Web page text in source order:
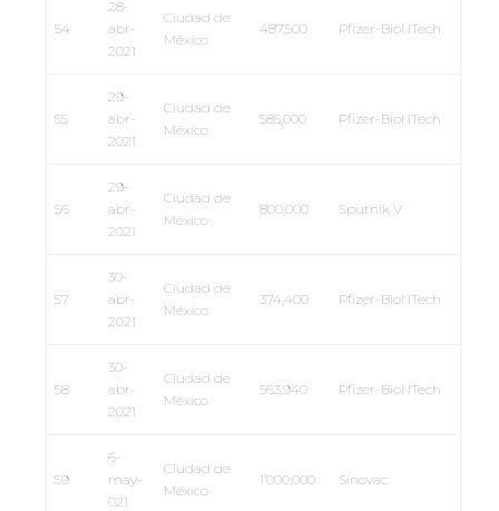
54
28-
abr-
2021
Ciudad de
México
487,500 Pfizer-BioNTech
55
29-
abr-
2021
Ciudad de
México
585,000 Pfizer-BioNTech
56
29-
abr-
2021
Ciudad de
México
800,000 Sputnik V
57
30-
abr-
2021
Ciudad de
México
374,400 Pfizer-BioNTech
58
30-
abr-
2021
Ciudad de
México
563,940 Pfizer-BioNTech
59
6-
may-
021
Ciudad de
México
1’000,000 Sinovac